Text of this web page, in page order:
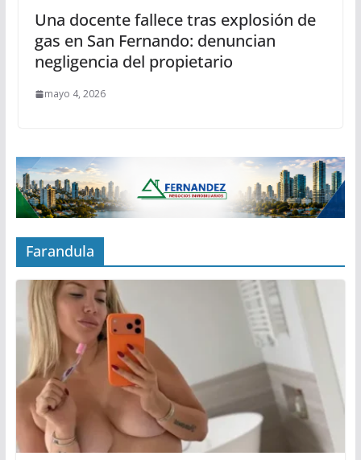
Una docente fallece tras explosión de
gas en San Fernando: denuncian
negligencia del propietario
mayo 4, 2026
Farandula